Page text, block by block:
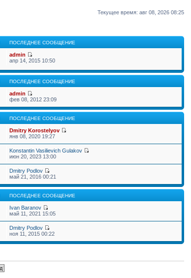
Текущее время: авг 08, 2026 08:25
ПОСЛЕДНЕЕ СООБЩЕНИЕ
admin
апр 14, 2015 10:50
ПОСЛЕДНЕЕ СООБЩЕНИЕ
admin
фев 08, 2012 23:09
ПОСЛЕДНЕЕ СООБЩЕНИЕ
Dmitry Korostelyov
янв 08, 2020 19:27
Konstantin Vasilievich Gulakov
июн 20, 2023 13:00
Dmitry Podlov
май 21, 2016 00:21
ПОСЛЕДНЕЕ СООБЩЕНИЕ
Ivan Baranov
май 11, 2021 15:05
Dmitry Podlov
ноя 11, 2015 00:22